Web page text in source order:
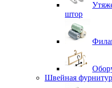
штор
Швейная